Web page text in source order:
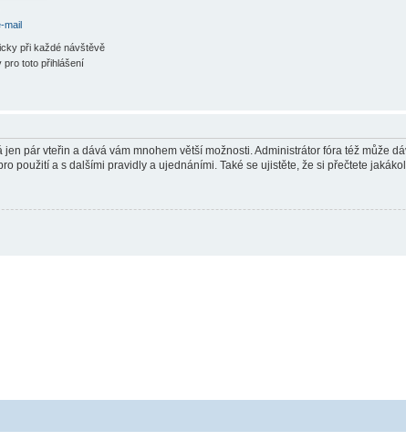
mail
při každé návštěvě
pro toto přihlášení
pár vteřin a dává vám mnohem větší možnosti. Administrátor fóra též může
použití a s dalšími pravidly a ujednáními. Také se ujistěte, že si přečtete